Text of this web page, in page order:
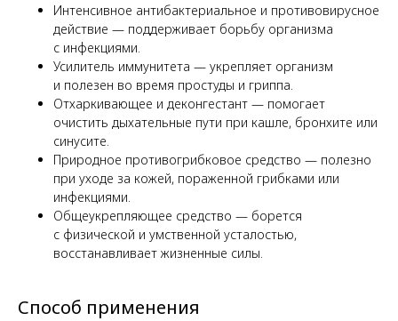
Интенсивное антибактериальное и противовирусное
действие — поддерживает борьбу организма
с инфекциями.
Усилитель иммунитета — укрепляет организм
и полезен во время простуды и гриппа.
Отхаркивающее и деконгестант — помогает
очистить дыхательные пути при кашле, бронхите или
синусите.
Природное противогрибковое средство — полезно
при уходе за кожей, пораженной грибками или
инфекциями.
Общеукрепляющее средство — борется
с физической и умственной усталостью,
восстанавливает жизненные силы.
Способ применения